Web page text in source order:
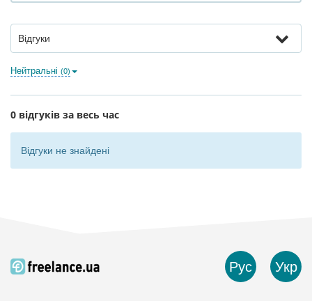
Відгуки
Нейтральні (0)
0 відгуків за весь час
Відгуки не знайдені
Рус Укр